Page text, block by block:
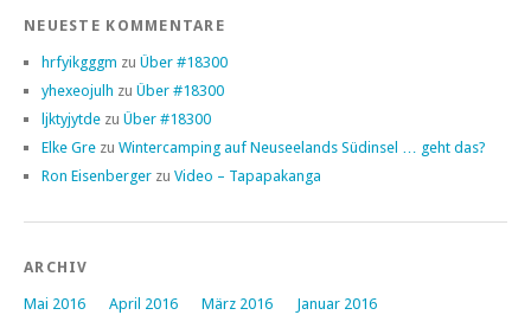
NEUESTE KOMMENTARE
hrfyikgggm zu Über #18300
yhexeojulh zu Über #18300
ljktyjytde zu Über #18300
Elke Gre zu Wintercamping auf Neuseelands Südinsel … geht das?
Ron Eisenberger zu Video – Tapapakanga
ARCHIV
Mai 2016 April 2016 März 2016
Januar 2016